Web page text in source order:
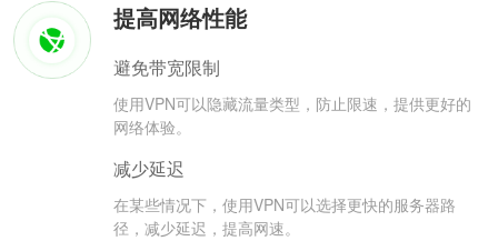
提高网络性能
避免带宽限制
使用VPN可以隐藏流量类型，防止限速，提供更好的
网络体验。
减少延迟
在某些情况下，使用VPN可以选择更快的服务器路
径，减少延迟，提高网速。